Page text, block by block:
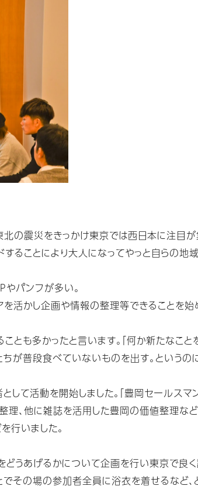
の震災をきっかけ東京では西日本に注目
ることにより大人になってやっと自らの地
やパンフが多い。
を活かし企画や情報の整理等できることを始
とも多かったと言います。「何か新たなこ
が普段食べていないものを出す。というの
て活動を開始しました。「豊岡セールス
理、他に雑誌を活用した豊岡の価値整理な
行いました。
どうあげるかについて企画を行い東京で
でその場の参加者全員に浴衣を着せるなど